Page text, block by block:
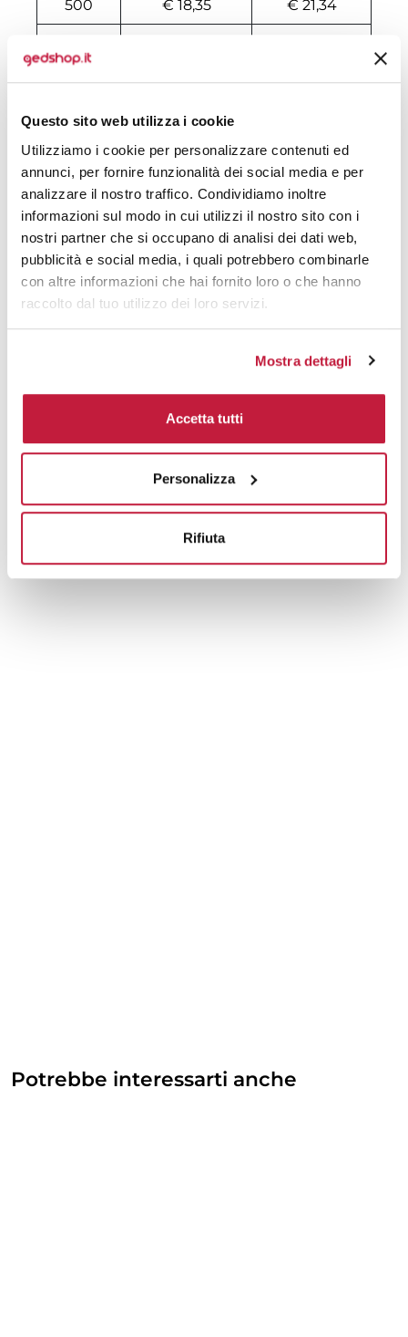
Questo sito web utilizza i cookie
Utilizziamo i cookie per personalizzare contenuti ed
annunci, per fornire funzionalità dei social media e per
analizzare il nostro traffico. Condividiamo inoltre
informazioni sul modo in cui utilizzi il nostro sito con i
nostri partner che si occupano di analisi dei dati web,
pubblicità e social media, i quali potrebbero combinarle
con altre informazioni che hai fornito loro o che hanno
raccolto dal tuo utilizzo dei loro servizi.
Mostra dettagli
Accetta tutti
Personalizza
Rifiuta
500 € 18,35 € 21,34
1500 € 18,09 € 20,05
2000 € 18,00
3000 € 17,88 € 19,77
5000 € 17,55 € 19,65
10000 € 19,34
Tecniche di stampa
Prodotti alternativi
Potrebbe interessarti anche